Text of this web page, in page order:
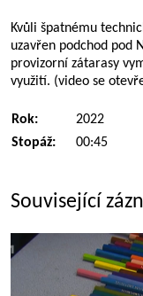
Kvůli špatnému
uzavřen podchod pod
provizorní zátarasy
využití. (video se
Rok:
2022
Stopáž:
00:45
Související